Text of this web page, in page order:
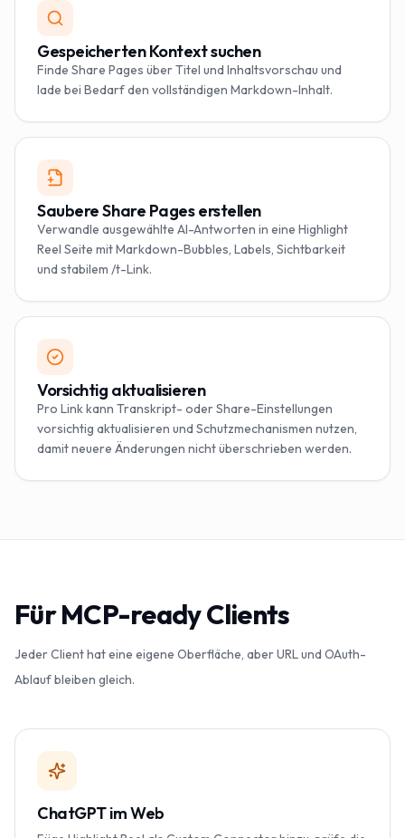
Gespeicherten Kontext suchen
Finde Share Pages über Titel und Inhaltsvorschau und
lade bei Bedarf den vollständigen Markdown-Inhalt.
Saubere Share Pages erstellen
Verwandle ausgewählte AI-Antworten in eine Highlight
Reel Seite mit Markdown-Bubbles, Labels, Sichtbarkeit
und stabilem /t-Link.
Vorsichtig aktualisieren
Pro Link kann Transkript- oder Share-Einstellungen
vorsichtig aktualisieren und Schutzmechanismen nutzen,
damit neuere Änderungen nicht überschrieben werden.
Für MCP-ready Clients
Jeder Client hat eine eigene Oberfläche, aber URL und OAuth-
Ablauf bleiben gleich.
ChatGPT im Web